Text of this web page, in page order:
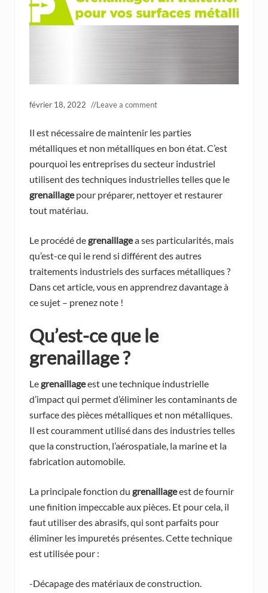
février 18, 2022 //Leave a comment
Il est nécessaire de maintenir les parties
métalliques et non métalliques en bon état. C’est
pourquoi les entreprises du secteur industriel
utilisent des techniques industrielles telles que le
grenaillagepour préparer, nettoyer et restaurer
tout matériau.
Le procédé degrenaillagea ses particularités, mais
qu’est-ce qui le rend si différent des autres
traitements industriels des surfaces métalliques ?
Dans cet article, vous en apprendrez davantage à
ce sujet – prenez note !
Qu’est-ce que le
grenaillage ?
Legrenaillageest une technique industrielle
d’impact qui permet d’éliminer les contaminants de
surface des pièces métalliques et non métalliques.
Il est couramment utilisé dans des industries telles
que la construction, l’aérospatiale, la marine et la
fabrication automobile.
La principale fonction du grenaillageest de fournir
une finition impeccable aux pièces. Et pour cela, il
faut utiliser des abrasifs, qui sont parfaits pour
éliminer les impuretés présentes. Cette technique
est utilisée pour :
-Décapage des matériaux de construction.